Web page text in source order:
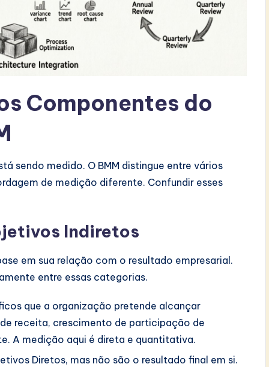
Componentes do
sendo medido. O BMM distingue entre vários
de medição diferente. Confundir esses
Indiretos
em sua relação com o resultado empresarial.
entre essas categorias.
que a organização pretende alcançar
receita, crescimento de participação de
A medição aqui é direta e quantitativa.
Diretos, mas não são o resultado final em si.